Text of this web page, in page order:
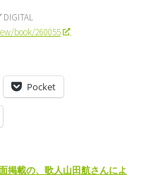
book/260055
Pocket
掲載の、歌人山田航さんによ